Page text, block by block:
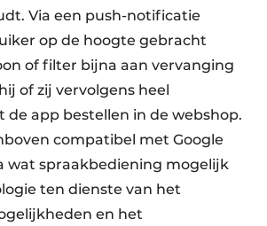
Via een push-notificatie
op de hoogte gebracht
of filter bijna aan vervanging
of zij vervolgens heel
de app bestellen in de webshop.
compatibel met Google
wat spraakbediening mogelijk
ten dienste van het
en het